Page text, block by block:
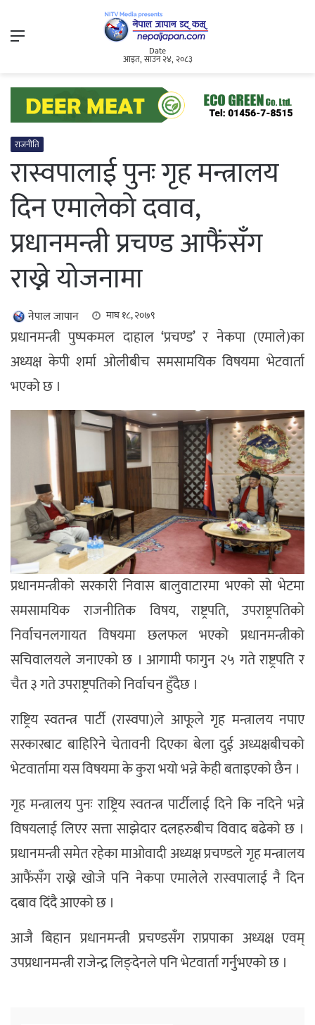
Menu
Date
आइत, साउन २४, २०८३
राजनीति
रास्वपालाई पुनः गृह मन्त्रालय
दिन एमालेको दवाव,
प्रधानमन्त्री प्रचण्ड आफैंसँग
राख्ने योजनामा
नेपाल जापान माघ १८, २०७९
प्रधानमन्त्री पुष्पकमल दाहाल ‘प्रचण्ड’ र नेकपा (एमाले)का
अध्यक्ष केपी शर्मा ओलीबीच समसामयिक विषयमा भेटवार्ता
भएको छ ।
प्रधानमन्त्रीको सरकारी निवास बालुवाटारमा भएको सो भेटमा
समसामयिक राजनीतिक विषय, राष्ट्रपति, उपराष्ट्रपतिको
निर्वाचनलगायत विषयमा छलफल भएको प्रधानमन्त्रीको
सचिवालयले जनाएको छ । आगामी फागुन २५ गते राष्ट्रपति र
चैत ३ गते उपराष्ट्रपतिको निर्वाचन हुँदैछ ।
राष्ट्रिय स्वतन्त्र पार्टी (रास्वपा)ले आफूले गृह मन्त्रालय नपाए
सरकारबाट बाहिरिने चेतावनी दिएका बेला दुई अध्यक्षबीचको
भेटवार्तामा यस विषयमा के कुरा भयो भन्ने केही बताइएको छैन ।
गृह मन्त्रालय पुनः राष्ट्रिय स्वतन्त्र पार्टीलाई दिने कि नदिने भन्ने
विषयलाई लिएर सत्ता साझेदार दलहरुबीच विवाद बढेको छ ।
प्रधानमन्त्री समेत रहेका माओवादी अध्यक्ष प्रचण्डले गृह मन्त्रालय
आफैंसँग राख्ने खोजे पनि नेकपा एमालेले रास्वपालाई नै दिन
दबाव दिंदै आएको छ ।
आजै बिहान प्रधानमन्त्री प्रचण्डसँग राप्रपाका अध्यक्ष एवम्
उपप्रधानमन्त्री राजेन्द्र लिङ्देनले पनि भेटवार्ता गर्नुभएको छ ।